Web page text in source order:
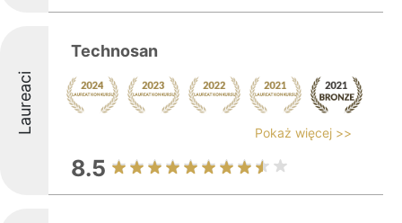
Laureaci
Technosan
Pokaż więcej >>
8.5